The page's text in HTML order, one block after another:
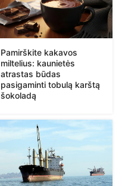
Pamirškite kakavos
miltelius: kaunietės
atrastas būdas
pasigaminti tobulą karštą
šokoladą